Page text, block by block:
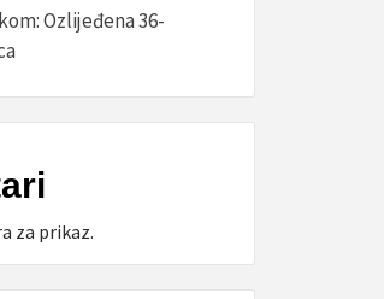
Ozlijeđena 36-
za prikaz.